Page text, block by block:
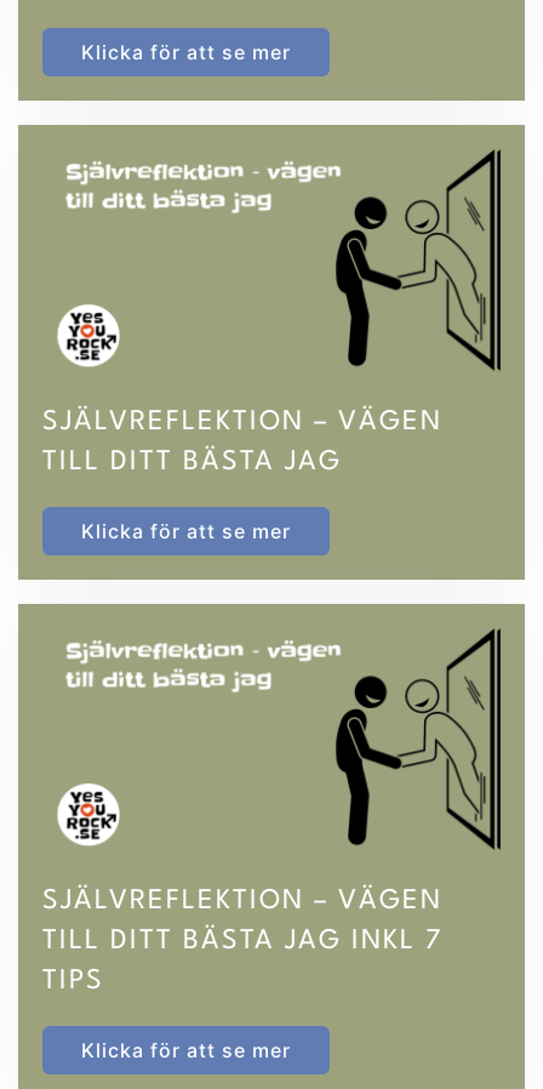
Klicka för att se mer
SJÄLVREFLEKTION – VÄGEN
TILL DITT BÄSTA JAG
Klicka för att se mer
SJÄLVREFLEKTION – VÄGEN
TILL DITT BÄSTA JAG INKL 7
TIPS
Klicka för att se mer